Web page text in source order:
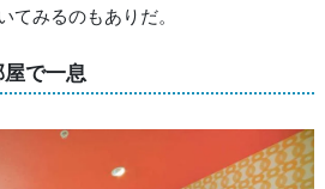
てみるのもありだ。
で一息